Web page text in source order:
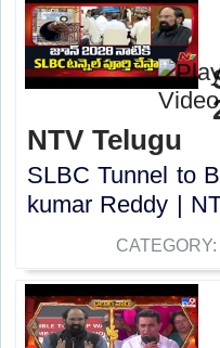
NTV Telugu
SLBC Tunnel to
kumar Reddy |
CATEGORY: